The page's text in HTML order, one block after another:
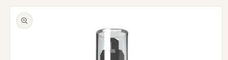
Passer aux
informations
produits